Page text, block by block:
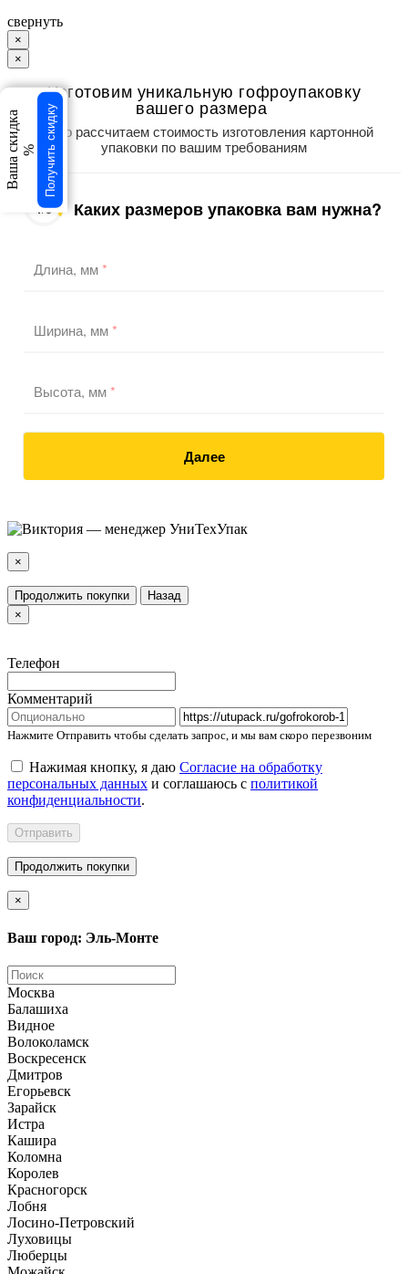
свернуть
×
×
Изготовим уникальную гофроупаковку
вашего размера
Точно рассчитаем стоимость изготовления картонной
упаковки по вашим требованиям
1/3 Каких размеров упаковка вам нужна?
Длина, мм*
Ширина, мм*
Высота, мм*
Далее
×
Продолжить покупки
Назад
×
Телефон
Комментарий
Нажмите Отправить чтобы сделать запрос, и мы вам скоро перезвоним
Нажимая кнопку, я даю Согласие на обработку
персональных данных и соглашаюсь с политикой
конфиденциальности.
Отправить
Продолжить покупки
Ваша скидка % Получить скидку
×
Ваш город: Эль-Монте
Москва
Балашиха
Видное
Волоколамск
Воскресенск
Дмитров
Егорьевск
Зарайск
Истра
Кашира
Коломна
Королев
Красногорск
Лобня
Лосино-Петровский
Луховицы
Люберцы